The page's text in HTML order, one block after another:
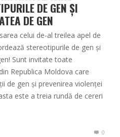
DE GEN ȘI
DE GEN
celui de-al treilea apel de
stereotipurile de gen și
Sunt invitate toate
Republica Moldova care
de gen și prevenirea violenței
este a treia rundă de cereri
0